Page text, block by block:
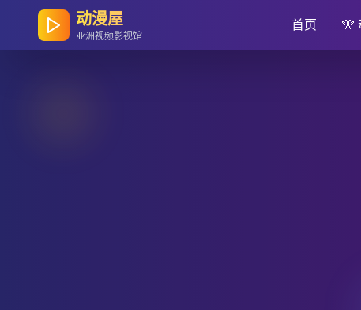
动漫屋
亚洲视频影视馆
首页 🎌